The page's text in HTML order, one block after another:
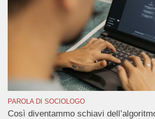
PAROLA DI SOCIOLOGO
Così diventammo schiavi